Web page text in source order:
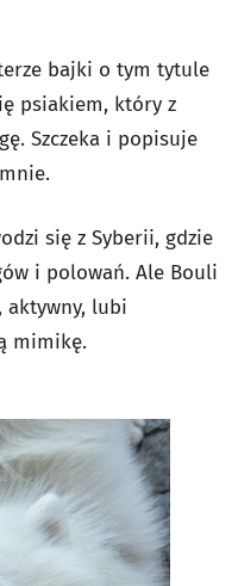
bajki o tym tytule
psiakiem, który z
Szczeka i popisuje
się z Syberii, gdzie
i polowań. Ale Bouli
aktywny, lubi
mimikę.